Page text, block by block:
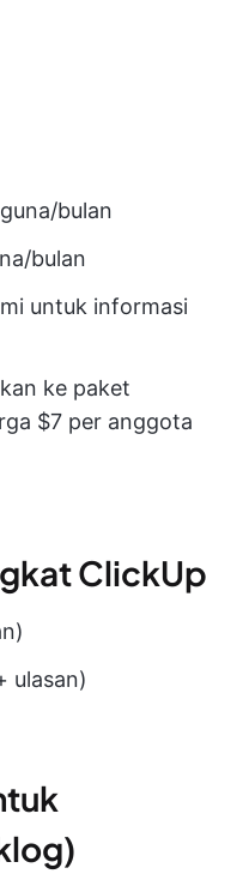
bulan
bulan
untuk informasi
ke paket
$7 per anggota
ClickUp
ulasan)